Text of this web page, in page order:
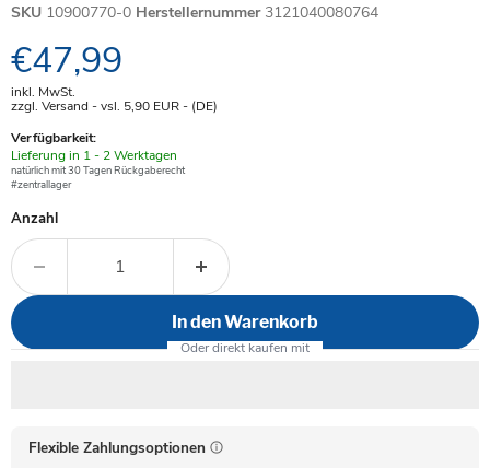
SKU 10900770-0 Herstellernummer 3121040080764
Aktueller Preis
€47,99
inkl. MwSt.
zzgl. Versand - vsl. 5,90 EUR- (DE)
Verfügbarkeit:
Verfügbar
-
Lieferung in 1 - 2 Werktagen
natürlich mit 30 Tagen Rückgaberecht
#zentrallager
Anzahl
In den Warenkorb
Flexible Zahlungsoptionen